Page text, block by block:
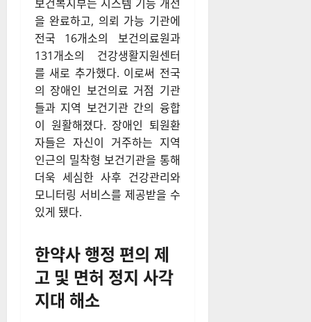
보건복지부는 시스템 기능 개선
을 완료하고, 의뢰 가능 기관에
전국 16개소의 보건의료원과
131개소의 건강생활지원센터
를 새로 추가했다. 이로써 전국
의 장애인 보건의료 거점 기관
들과 지역 보건기관 간의 융합
이 원활해졌다. 장애인 퇴원환
자들은 자신이 거주하는 지역
인근의 밀착형 보건기관을 통해
더욱 세심한 사후 건강관리와
모니터링 서비스를 제공받을 수
있게 됐다.
한약사 행정 편의 제
고 및 면허 정지 사각
지대 해소